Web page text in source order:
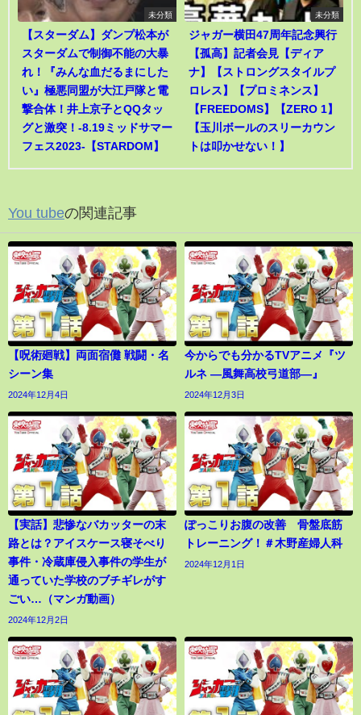
未分類
【スターダム】ダンプ松本が
スターダムで制御不能の大暴
れ！『みんな血だるまにした
い』極悪同盟が大江戸隊と電
撃合体！井上京子とQQタッ
グと激突！-8.19ミッドサマー
フェス2023-【STARDOM】
未分類
ジャガー横田47周年記念興行
【孤高】記者会見【ディア
ナ】【ストロングスタイルプ
ロレス】【プロミネンス】
【FREEDOMS】【ZERO 1】
【玉川ボールのスリーカウン
トは叩かせない！】
You tubeの関連記事
【呪術廻戦】両面宿儺 戦闘・名
シーン集
2024年12月4日
今からでも分かるTVアニメ『ツ
ルネ ―風舞高校弓道部―』
2024年12月3日
【実話】悲惨なバカッターの末
路とは？アイスケース寝そべり
事件・冷蔵庫侵入事件の学生が
通っていた学校のブチギレがす
ごい…（マンガ動画）
2024年12月2日
ぽっこりお腹の改善 骨盤底筋
トレーニング！＃木野産婦人科
2024年12月1日